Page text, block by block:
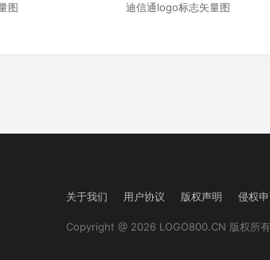
图 迪信通logo标志矢量图
关于我们 用户协议 版权声明 侵权
Copyright @ 2026 LOGO800.CN 版权所有